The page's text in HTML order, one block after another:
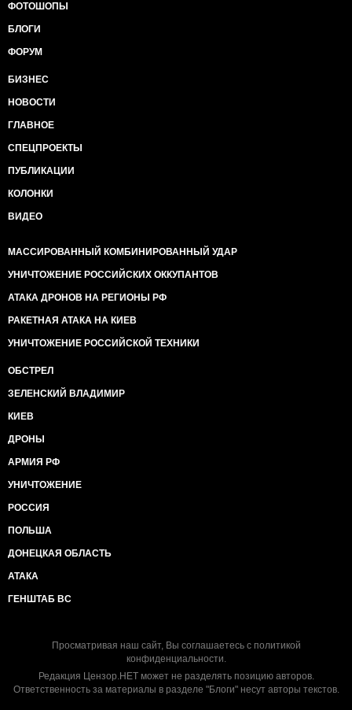
ФОТОШОПЫ
БЛОГИ
ФОРУМ
БИЗНЕС
НОВОСТИ
ГЛАВНОЕ
СПЕЦПРОЕКТЫ
ПУБЛИКАЦИИ
КОЛОНКИ
ВИДЕО
МАССИРОВАННЫЙ КОМБИНИРОВАННЫЙ УДАР
УНИЧТОЖЕНИЕ РОССИЙСКИХ ОККУПАНТОВ
АТАКА ДРОНОВ НА РЕГИОНЫ РФ
РАКЕТНАЯ АТАКА НА КИЕВ
УНИЧТОЖЕНИЕ РОССИЙСКОЙ ТЕХНИКИ
ОБСТРЕЛ
ЗЕЛЕНСКИЙ ВЛАДИМИР
КИЕВ
ДРОНЫ
АРМИЯ РФ
УНИЧТОЖЕНИЕ
РОССИЯ
ПОЛЬША
ДОНЕЦКАЯ ОБЛАСТЬ
АТАКА
ГЕНШТАБ ВС
Просматривая наш сайт, Вы соглашаетесь с политикой
конфиденциальности.
Редакция Цензор.НЕТ может не разделять позицию авторов.
Ответственность за материалы в разделе "Блоги" несут авторы текстов.